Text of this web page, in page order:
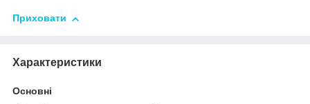
Приховати
Характеристики
Основні